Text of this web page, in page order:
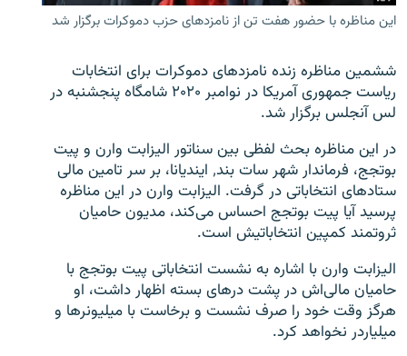
این مناظره با حضور هفت تن از نامزدهای حزب دموکرات برگزار شد
ششمین مناظره زنده نامزدهای دموکرات برای انتخابات
ریاست جمهوری آمریکا در نوامبر ۲۰۲۰ شامگاه پنجشنبه در
لس آنجلس برگزار شد.
در این مناظره بحث لفظی بین سناتور الیزابت وارن و پیت
بوتجج، فرماندار شهر سات بند٬ ایندیانا، بر سر تامین مالی
ستادهای انتخاباتی در گرفت. الیزابت وارن در این مناظره
پرسید آیا پیت بوتجج احساس می‌کند، مدیون حامیان
ثروتمند کمپین انتخاباتیش است.
الیزابت وارن با اشاره به نشست انتخاباتی پیت بوتجج با
حامیان مالی‌اش در پشت درهای بسته اظهار داشت، او
هرگز وقت خود را صرف نشست و برخاست با میلیونرها و
میلیاردر نخواهد کرد.